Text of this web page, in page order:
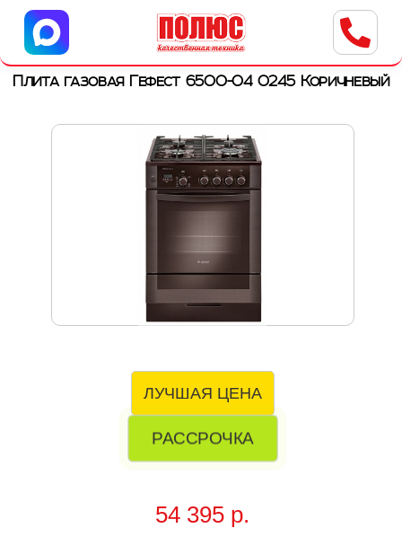
Центр бытовой техники
г. Ульяновск, ул. Пушкарева, 8a
Плита газовая Гефест 6500-04 0245 Коричневый
ЛУЧШАЯ ЦЕНА
РАССРОЧКА
54 395 р.